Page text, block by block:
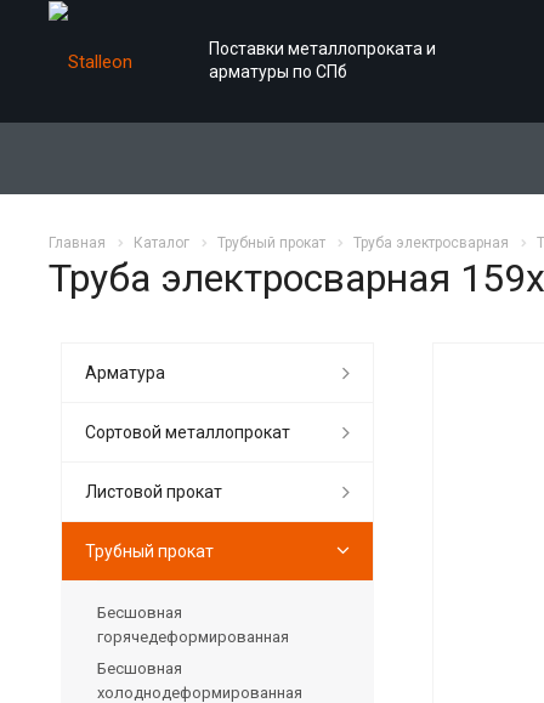
Поставки металлопроката и
арматуры по СПб
Главная Каталог Трубный прокат Труба электросварная
Труба электросварная
Арматура
Сортовой металлопрокат
Листовой прокат
Трубный прокат
Бесшовная
горячедеформированная
Бесшовная
холоднодеформированная